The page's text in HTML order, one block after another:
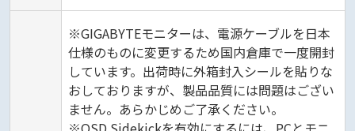
※GIGABYTEモニターは、電源ケーブルを日本
仕様のものに変更するため国内倉庫で一度開封
しています。出荷時に外箱封入シールを貼りな
おしておりますが、製品品質には問題はござい
ません。あらかじめご了承ください。